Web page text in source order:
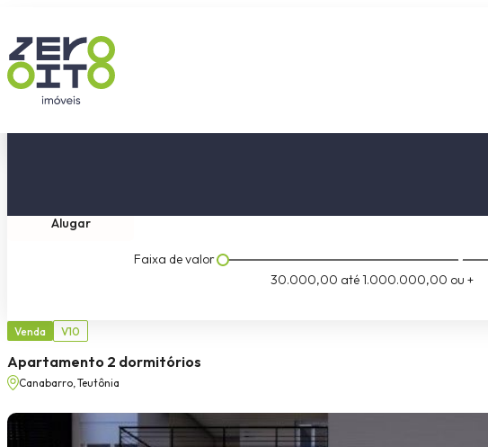
Alugar
Faixa de valor
30.000,00 até1.000.000,00 ou +
Venda V10
Apartamento 2 dormitórios
Canabarro, Teutônia